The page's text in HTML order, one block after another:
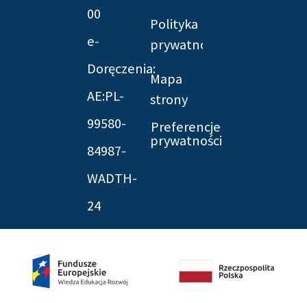
00
e-
Doręczenia:
AE:PL-
99580-
84987-
WADTH-
24
Polityka
prywatności
Mapa
strony
Preferencje
prywatności